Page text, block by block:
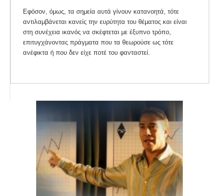
Εφόσον, όμως, τα σημεία αυτά γίνουν κατανοητά, τότε
αντιλαμβάνεται κανείς την ευρύτητα του θέματος και είναι
στη συνέχεια ικανός να σκέφτεται με έξυπνο τρόπο,
επιτυγχάνοντας πράγματα που τα θεωρούσε ως τότε
ανέφικτα ή που δεν είχε ποτέ του φανταστεί.